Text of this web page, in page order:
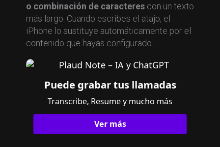
o combinación de caracterescon un texto
más largo. Cuando escribes el atajo, el
iPhone lo sustituye automáticamente por el
contenido que hayas configurado.
Puede grabar tus llamadas
Transcribe, Resume y mucho más
Ver más